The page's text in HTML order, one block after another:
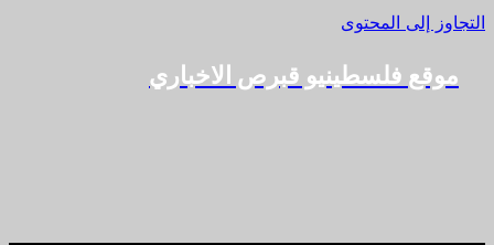
التجاوز إلى المحتوى
موقع فلسطينيو قبرص الاخباري